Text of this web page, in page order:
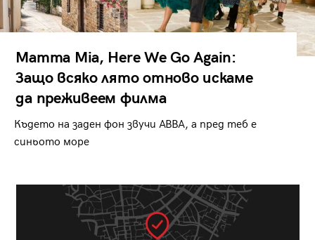
Mamma Mia, Here We Go Again:
Защо всяко лято отново искаме
да преживеем филма
Където на заден фон звучи ABBA, а пред теб е
синьото море